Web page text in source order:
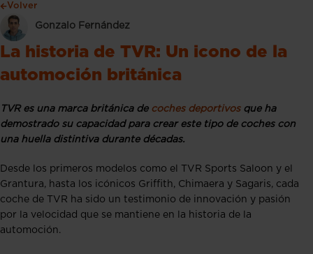
Volver
Gonzalo Fernández
La historia de TVR: Un icono de la
automoción británica
TVR es una marca británica de coches deportivosque ha
demostrado su capacidad para crear este tipo de coches con
una huella distintiva durante décadas.
Desde los primeros modelos como el TVR Sports Saloon y el
Grantura, hasta los icónicos Griffith, Chimaera y Sagaris, cada
coche de TVR ha sido un testimonio de innovación y pasión
por la velocidad que se mantiene en la historia de la
automoción.